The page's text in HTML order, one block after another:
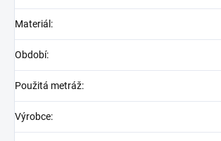
Materiál :
Období:
Použitá metráž:
Výrobce: